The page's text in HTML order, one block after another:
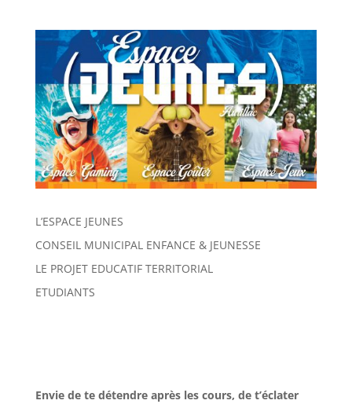
L’ESPACE JEUNES
CONSEIL MUNICIPAL ENFANCE & JEUNESSE
LE PROJET EDUCATIF TERRITORIAL
ETUDIANTS
Envie de te détendre après les cours, de t’éclater